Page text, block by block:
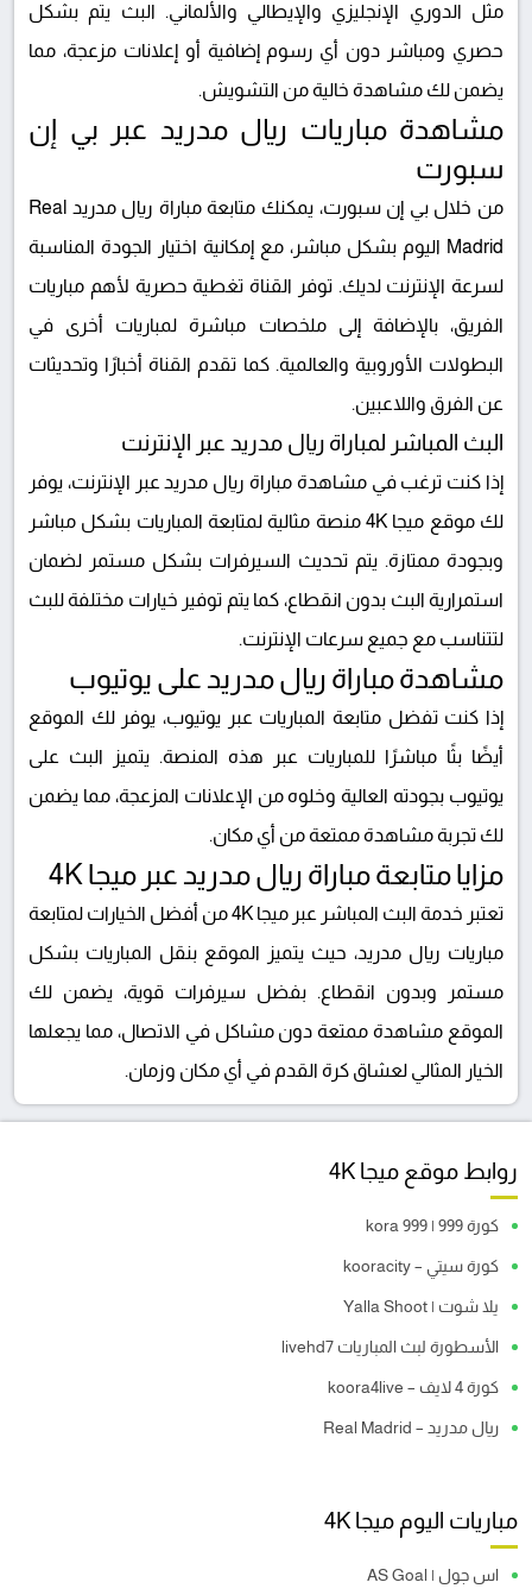
مثل الدوري الإنجليزي والإيطالي والألماني. البث يتم بشكل
حصري ومباشر دون أي رسوم إضافية أو إعلانات مزعجة، مما
يضمن لك مشاهدة خالية من التشويش.
مشاهدة مباريات ريال مدريد عبر بي إن
سبورت
من خلال بي إن سبورت، يمكنك متابعة مباراة ريال مدريد Real
Madrid اليوم بشكل مباشر، مع إمكانية اختيار الجودة المناسبة
لسرعة الإنترنت لديك. توفر القناة تغطية حصرية لأهم مباريات
الفريق، بالإضافة إلى ملخصات مباشرة لمباريات أخرى في
البطولات الأوروبية والعالمية. كما تقدم القناة أخبارًا وتحديثات
عن الفرق واللاعبين.
البث المباشر لمباراة ريال مدريد عبر الإنترنت
إذا كنت ترغب في مشاهدة مباراة ريال مدريد عبر الإنترنت، يوفر
لك موقع ميجا 4K منصة مثالية لمتابعة المباريات بشكل مباشر
وبجودة ممتازة. يتم تحديث السيرفرات بشكل مستمر لضمان
استمرارية البث بدون انقطاع، كما يتم توفير خيارات مختلفة للبث
لتتناسب مع جميع سرعات الإنترنت.
مشاهدة مباراة ريال مدريد على يوتيوب
إذا كنت تفضل متابعة المباريات عبر يوتيوب، يوفر لك الموقع
أيضًا بثًا مباشرًا للمباريات عبر هذه المنصة. يتميز البث على
يوتيوب بجودته العالية وخلوه من الإعلانات المزعجة، مما يضمن
لك تجربة مشاهدة ممتعة من أي مكان.
مزايا متابعة مباراة ريال مدريد عبر ميجا 4K
تعتبر خدمة البث المباشر عبر ميجا 4K من أفضل الخيارات لمتابعة
مباريات ريال مدريد، حيث يتميز الموقع بنقل المباريات بشكل
مستمر وبدون انقطاع. بفضل سيرفرات قوية، يضمن لك
الموقع مشاهدة ممتعة دون مشاكل في الاتصال، مما يجعلها
الخيار المثالي لعشاق كرة القدم في أي مكان وزمان.
روابط موقع ميجا 4K
كورة 999 | kora 999
كورة سيتي – kooracity
يلا شوت | Yalla Shoot
الأسطورة لبث المباريات livehd7
كورة 4 لايف – koora4live
ريال مدريد – Real Madrid
مباريات اليوم ميجا 4K
اس جول | AS Goal